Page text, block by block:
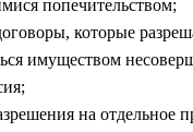
попечительством;
которые
имуществом
на отдельное